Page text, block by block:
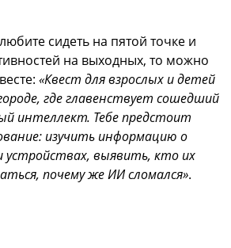
сидеть на пятой точке и
на выходных, то можно
«Квест для взрослых и детей
где главенствует сошедший
интеллект. Тебе предстоит
изучить информацию о
устройствах, выявить, кто их
почему же ИИ сломался».